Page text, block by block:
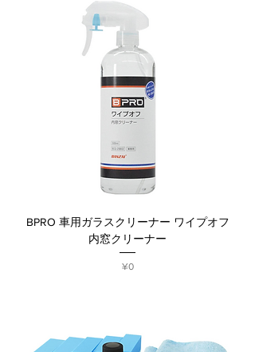
BPRO 車用ガラスクリーナー ワイプオフ
内窓クリーナー
Price
¥0